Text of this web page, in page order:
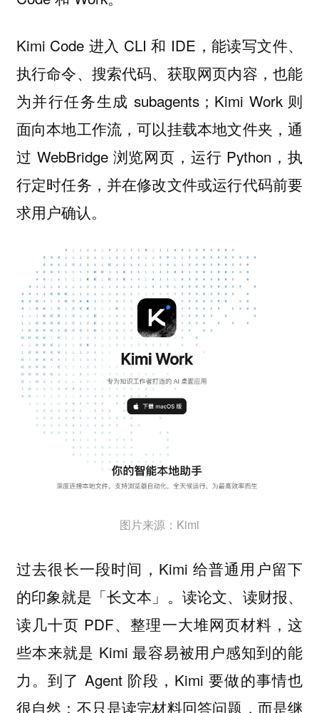
Kimi Code 进入 CLI 和 IDE，能读写文件、
执行命令、搜索代码、获取网页内容，也能
为并行任务生成 subagents；Kimi Work 则
面向本地工作流，可以挂载本地文件夹，通
过 WebBridge 浏览网页，运行 Python，执
行定时任务，并在修改文件或运行代码前要
求用户确认。
图片来源：Kimi
过去很长一段时间，Kimi 给普通用户留下
的印象就是「长文本」。读论文、读财报、
读几十页 PDF、整理一大堆网页材料，这
些本来就是 Kimi 最容易被用户感知到的能
力。到了 Agent 阶段，Kimi 要做的事情也
很自然：不只是读完材料回答问题，而是继